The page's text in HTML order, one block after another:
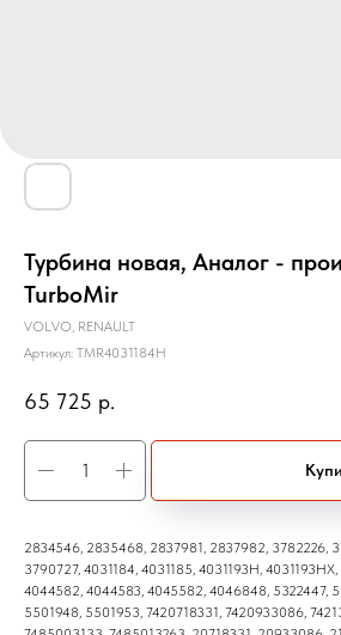
Турбина новая, Аналог -
TurboMir
VOLVO, RENAULT
Артикул: TMR4031184H
65 725 р.
2834546, 2835468, 2837981, 2837982, 3782226,
3790727, 4031184, 4031185, 4031193H,
4044582, 4044583, 4045582, 4046848, 5322447,
5501948, 5501953, 7420718331, 7420933086,